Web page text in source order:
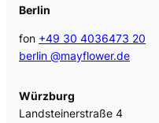
Berlin
fon +49 30 4036473 20
berlin @mayflower.de
Würzburg
Landsteinerstraße 4